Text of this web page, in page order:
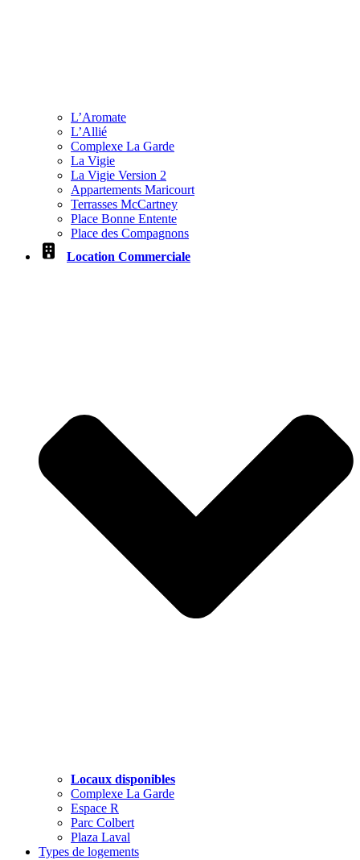
L’Aromate
L’Allié
Complexe La Garde
La Vigie
La Vigie Version 2
Appartements Maricourt
Terrasses McCartney
Place Bonne Entente
Place des Compagnons
Location Commerciale
Locaux disponibles
Complexe La Garde
Espace R
Parc Colbert
Plaza Laval
Types de logements